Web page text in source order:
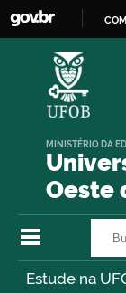
Oeste
MINISTÉRIO DA
Estude na